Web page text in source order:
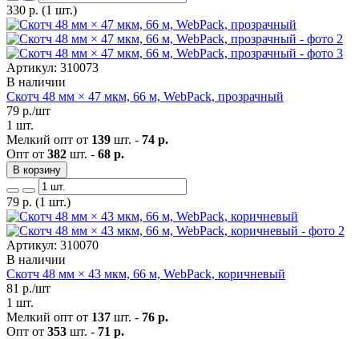
330 р. (1 шт.)
Артикул: 310073
В наличии
Скотч 48 мм × 47 мкм, 66 м, WebPack, прозрачный
79 р./шт
1 шт.
Мелкий опт от 139 шт. - 74 р.
Опт от 382 шт. - 68 р.
В корзину
79 р. (1 шт.)
Артикул: 310070
В наличии
Скотч 48 мм × 43 мкм, 66 м, WebPack, коричневый
81 р./шт
1 шт.
Мелкий опт от 137 шт. - 76 р.
Опт от 353 шт. - 71 р.